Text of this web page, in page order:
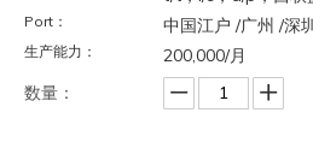
Port： 中国江户 /广州 /深
生产能力：
200,000/月
数量：